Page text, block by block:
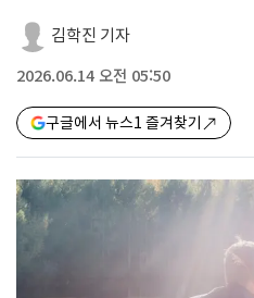
김학진 기자
2026.06.14 오전 05:50
구글에서 뉴스1 즐겨찾기